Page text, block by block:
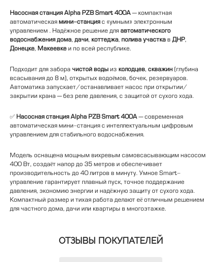
Насосная станция Alpha PZB Smart 400A — компактная
автоматическая мини-станцияс «умным» электронным
управлением . Надёжное решение для автоматического
водоснабжения дома, дачи, коттеджа, полива участка в ДНР,
Донецке, Макеевке и по всей республике.
Подходит для забора чистой воды из колодцев, скважин (глубина
всасывания до 8 м), открытых водоёмов, бочек, резервуаров.
Автоматика запускает/останавливает насос при открытии/
закрытии крана — без реле давления, с защитой от сухого хода.
✅ Насосная станция Alpha PZB Smart 400A — современная
автоматическая мини-станция с интеллектуальным цифровым
управлением для стабильного водоснабжения.
Модель оснащена мощным вихревым самовсасывающим насосом
400 Вт, создаёт напор до 35 метров и обеспечивает
производительность до 40 литров в минуту. Умное Smart-
управление гарантирует плавный пуск, точное поддержание
давления, экономию энергии и надёжную защиту от сухого хода.
Компактный размер и тихая работа делают её отличным решением
для частного дома, дачи или квартиры в многоэтажке.
ОТЗЫВЫ ПОКУПАТЕЛЕЙ